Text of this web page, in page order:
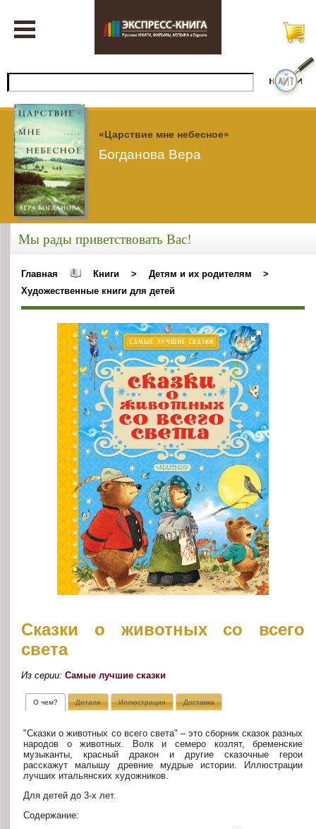
«Царствие мне небесное»
Богданова Вера
Мы рады приветствовать Вас!
Главная Книги > Детям и их родителям
>
Художественные книги для детей
Сказки о животных со всего
света
Из серии:Самые лучшие сказки
О чем? Детали Иллюстрации Доставка
"Сказки о животных со всего света" – это сборник сказок разных
народов о животных. Волк и семеро козлят, бременские
музыканты, красный дракон и другие сказочные герои
расскажут малышу древние мудрые истории. Иллюстрации
лучших итальянских художников.
Для детей до 3-х лет.
Содержание: